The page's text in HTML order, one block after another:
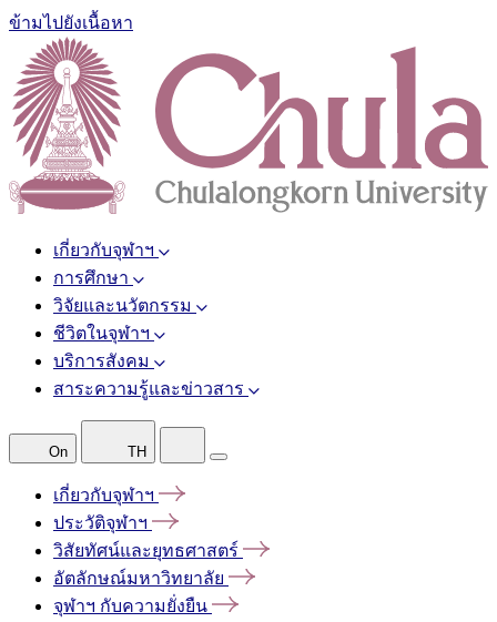
ข้ามไปยังเนื้อหา
เกี่ยวกับจุฬาฯ
การศึกษา
วิจัยและนวัตกรรม
ชีวิตในจุฬาฯ
บริการสังคม
สาระความรู้และข่าวสาร
On TH
เกี่ยวกับจุฬาฯ
ประวัติจุฬาฯ
วิสัยทัศน์และยุทธศาสตร์
อัตลักษณ์มหาวิทยาลัย
จุฬาฯ กับความยั่งยืน